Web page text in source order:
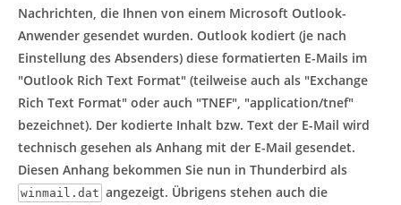
Nachrichten, die Ihnen von einem Microsoft Outlook-
Anwender gesendet wurden. Outlook kodiert (je nach
Einstellung des Absenders) diese formatierten E-Mails im
"Outlook Rich Text Format" (teilweise auch als "Exchange
Rich Text Format" oder auch "TNEF", "application/tnef"
bezeichnet). Der kodierte Inhalt bzw. Text der E-Mail wird
technisch gesehen als Anhang mit der E-Mail gesendet.
Diesen Anhang bekommen Sie nun in Thunderbird als
winmail.dat angezeigt. Übrigens stehen auch die